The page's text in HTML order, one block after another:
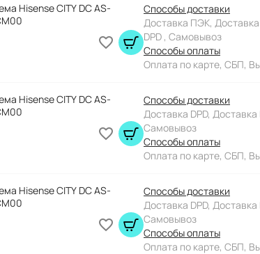
Hisense CITY DC AS-
Способы доставки
Доставка ПЭК, Доставка
DPD , Самовывоз
Способы оплаты
Оплата по карте, СБП,
Hisense CITY DC AS-
Способы доставки
Доставка DPD, Доставка
Самовывоз
Способы оплаты
Оплата по карте, СБП,
Hisense CITY DC AS-
Способы доставки
Доставка DPD, Доставка
Самовывоз
Способы оплаты
Оплата по карте, СБП,